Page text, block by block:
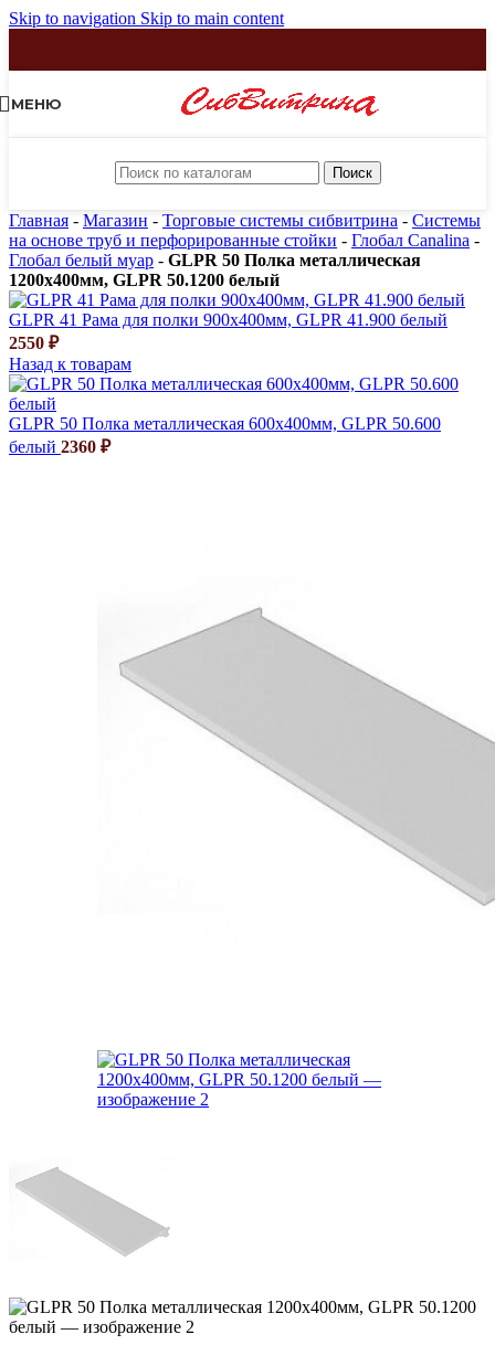
Skip to navigation Skip to main content
МЕНЮ
Поиск
Главная - Магазин - Торговые системы сибвитрина - Системы
на основе труб и перфорированные стойки - Глобал Canalina -
Глобал белый муар - GLPR 50 Полка металлическая
1200х400мм, GLPR 50.1200 белый
GLPR 41 Рама для полки 900х400мм, GLPR 41.900 белый
2550 ₽
Назад к товарам
GLPR 50 Полка металлическая 600х400мм, GLPR 50.600
белый 2360 ₽